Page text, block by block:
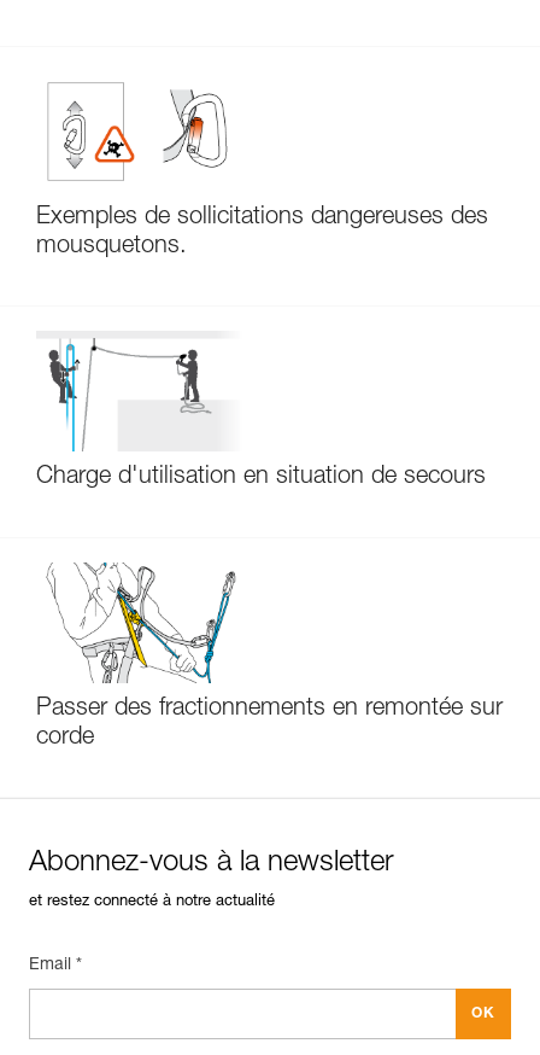
Exemples de sollicitations dangereuses des
mousquetons.
Charge d'utilisation en situation de secours
Passer des fractionnements en remontée sur
corde
Abonnez-vous à la newsletter
et restez connecté à notre actualité
Email *